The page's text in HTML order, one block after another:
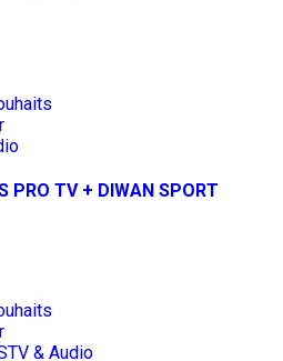
TV + DIWAN SPORT
TV & Audio